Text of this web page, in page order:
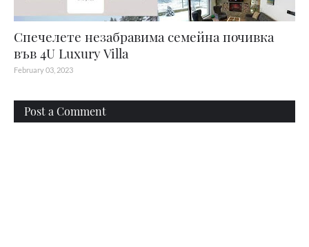
Спечелете незабравима семейна почивка
във 4U Luxury Villa
February 03, 2023
Post a Comment